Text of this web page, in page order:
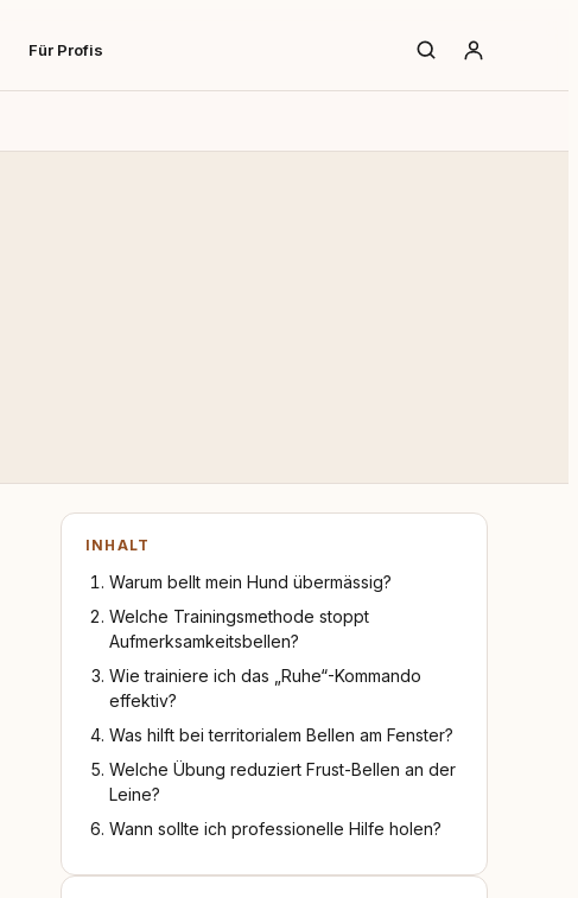
Für Profis
INHALT
Warum bellt mein Hund übermässig?
Welche Trainingsmethode stoppt
Aufmerksamkeitsbellen?
Wie trainiere ich das „Ruhe“-Kommando
effektiv?
Was hilft bei territorialem Bellen am Fenster?
Welche Übung reduziert Frust-Bellen an der
Leine?
Wann sollte ich professionelle Hilfe holen?